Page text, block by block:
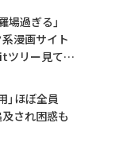
場過ぎる」
漫画サイト
リー見てガ
」ほぼ全員
され困惑も